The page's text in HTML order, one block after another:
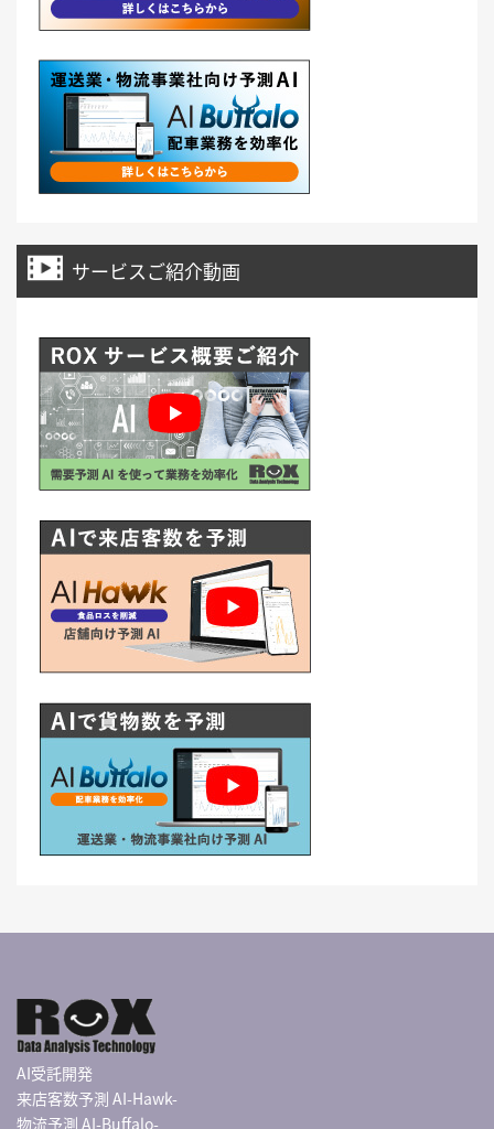
サービスご紹介動画
AI受託開発
来店客数予測 AI-Hawk-
物流予測 AI-Buffalo-